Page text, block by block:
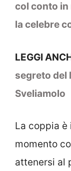
col conto
la celebre
LEGGI
segreto del
Sveliamolo
La coppia è
momento
attenersi al